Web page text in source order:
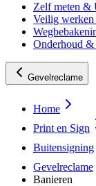
Zelf meten &
Veilig werken
Onderhoud &
Gevelreclame
Home
Print en Sign
Buitensigning
Gevelreclame
Banieren